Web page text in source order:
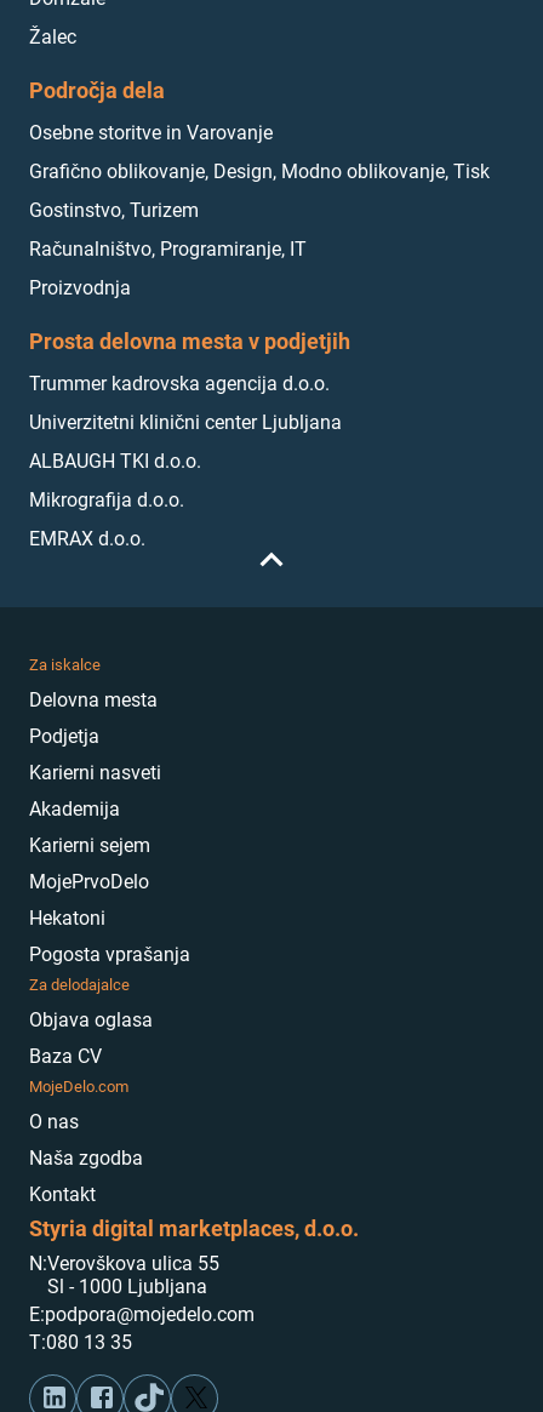
Žalec
Področja dela
Osebne storitve in Varovanje
Grafično oblikovanje, Design, Modno oblikovanje, Tisk
Gostinstvo, Turizem
Računalništvo, Programiranje, IT
Proizvodnja
Prosta delovna mesta v podjetjih
Trummer kadrovska agencija d.o.o.
Univerzitetni klinični center Ljubljana
ALBAUGH TKI d.o.o.
Mikrografija d.o.o.
EMRAX d.o.o.
Za iskalce
Delovna mesta
Podjetja
Karierni nasveti
Akademija
Karierni sejem
MojePrvoDelo
Hekatoni
Pogosta vprašanja
Za delodajalce
Objava oglasa
Baza CV
MojeDelo.com
O nas
Naša zgodba
Kontakt
Styria digital marketplaces, d.o.o.
N:Verovškova ulica 55
Sl - 1000 Ljubljana
E:podpora@mojedelo.com
T:080 13 35